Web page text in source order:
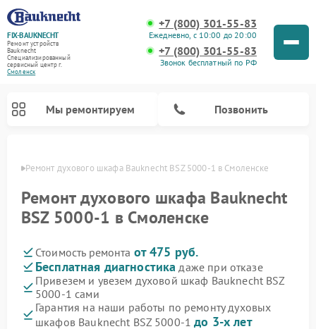
FIX-BAUKNECHT
Ремонт устройств
Bauknecht
Специализированный
cервисный центр г.
Смоленск
+7 (800) 301-55-83
Ежедневно, с 10:00 до 20:00
+7 (800) 301-55-83
Звонок бесплатный по РФ
Мы ремонтируем Позвонить
Ремонт духового шкафа Bauknecht BSZ 5000-1 в Смоленске
Ремонт духового шкафа Bauknecht
BSZ 5000-1 в Смоленске
Стоимость ремонта от 475 руб.
Бесплатная диагностика даже при отказе
Привезем и увезем духовой шкаф Bauknecht BSZ
5000-1 сами
Гарантия на наши работы по ремонту духовых
шкафов Bauknecht BSZ 5000-1до 3-х лет